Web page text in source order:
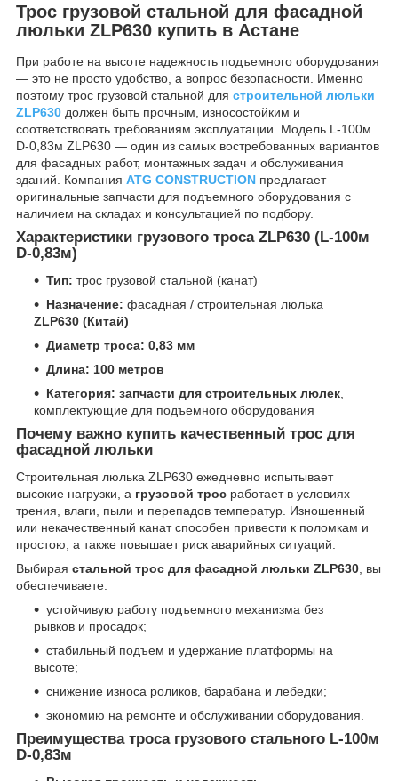
Трос грузовой стальной для фасадной
люльки ZLP630 купить в Астане
При работе на высоте надежность подъемного оборудования
— это не просто удобство, а вопрос безопасности. Именно
поэтому трос грузовой стальной для строительной люльки
ZLP630 должен быть прочным, износостойким и
соответствовать требованиям эксплуатации. Модель L-100м
D-0,83м ZLP630 — один из самых востребованных вариантов
для фасадных работ, монтажных задач и обслуживания
зданий. Компания ATG CONSTRUCTION предлагает
оригинальные запчасти для подъемного оборудования с
наличием на складах и консультацией по подбору.
Характеристики грузового троса ZLP630 (L-100м
D-0,83м)
Тип: трос грузовой стальной (канат)
Назначение: фасадная / строительная люлька
ZLP630 (Китай)
Диаметр троса: 0,83 мм
Длина: 100 метров
Категория: запчасти для строительных люлек,
комплектующие для подъемного оборудования
Почему важно купить качественный трос для
фасадной люльки
Строительная люлька ZLP630 ежедневно испытывает
высокие нагрузки, а грузовой трос работает в условиях
трения, влаги, пыли и перепадов температур. Изношенный
или некачественный канат способен привести к поломкам и
простою, а также повышает риск аварийных ситуаций.
Выбирая стальной трос для фасадной люльки ZLP630 , вы
обеспечиваете:
устойчивую работу подъемного механизма без
рывков и просадок;
стабильный подъем и удержание платформы на
высоте;
снижение износа роликов, барабана и лебедки;
экономию на ремонте и обслуживании оборудования.
Преимущества троса грузового стального L-100м
D-0,83м